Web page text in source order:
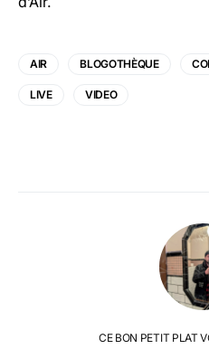
AIR BLOGOTHÈQUE
LIVE VIDEO
CE BON PETIT PLAT